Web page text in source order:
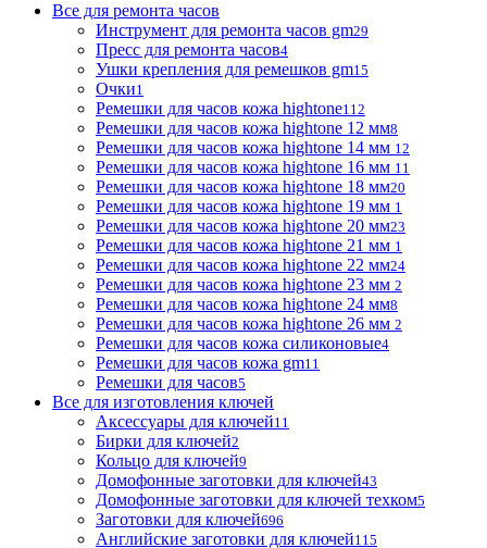
Все для ремонта часов
Инструмент для ремонта часов gm29
Пресс для ремонта часов4
Ушки крепления для ремешков gm15
Очки1
Ремешки для часов кожа hightone112
Ремешки для часов кожа hightone 12 мм8
Ремешки для часов кожа hightone 14 мм 12
Ремешки для часов кожа hightone 16 мм 11
Ремешки для часов кожа hightone 18 мм20
Ремешки для часов кожа hightone 19 мм 1
Ремешки для часов кожа hightone 20 мм23
Ремешки для часов кожа hightone 21 мм 1
Ремешки для часов кожа hightone 22 мм24
Ремешки для часов кожа hightone 23 мм 2
Ремешки для часов кожа hightone 24 мм8
Ремешки для часов кожа hightone 26 мм 2
Ремешки для часов кожа силиконовые4
Ремешки для часов кожа gm11
Ремешки для часов5
Все для изготовления ключей
Аксессуары для ключей11
Бирки для ключей2
Кольцо для ключей9
Домофонные заготовки для ключей43
Домофонные заготовки для ключей техком5
Заготовки для ключей696
Английские заготовки для ключей115